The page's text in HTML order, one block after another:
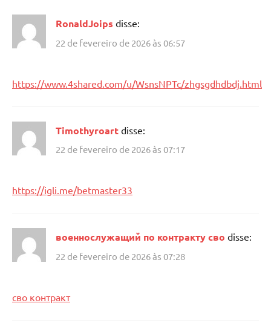
RonaldJoips disse:
22 de fevereiro de 2026 às 06:57
https://www.4shared.com/u/WsnsNPTc/zhgsgdhdbdj.html
Timothyroart disse:
22 de fevereiro de 2026 às 07:17
https://igli.me/betmaster33
военнослужащий по контракту сво disse:
22 de fevereiro de 2026 às 07:28
сво контракт